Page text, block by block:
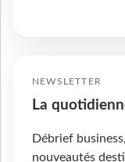
NEWSLETTER
La
Débrief
nouveautés